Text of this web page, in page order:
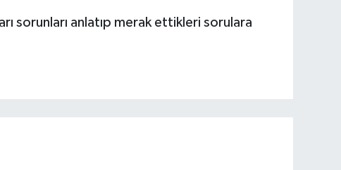
sorunları anlatıp merak ettikleri sorulara